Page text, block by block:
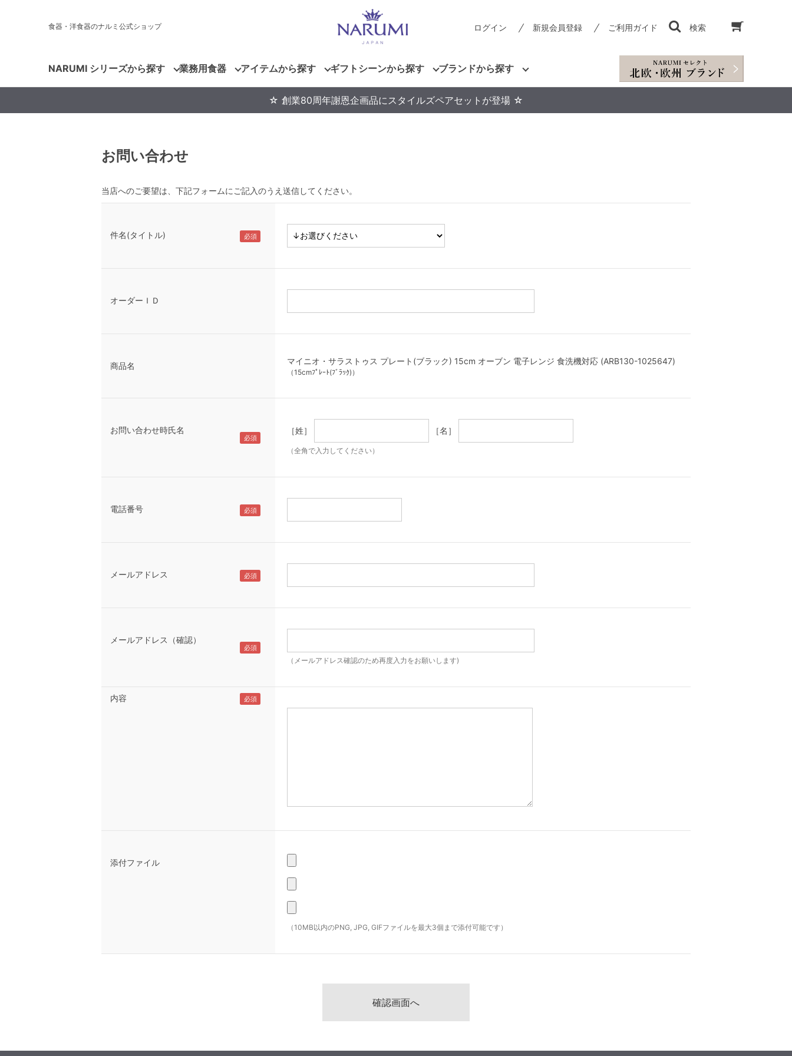
食器・洋食器のナルミ公式ショップ ログイン 新規会員登録 ご利用ガイド 検索
NARUMI シリーズから探す 業務用食器 アイテムから探す ギフトシーンから探す ブランドから探す
☆ 創業80周年謝恩企画品にスタイルズペアセットが登場 ☆
お問い合わせ
当店へのご要望は、下記フォームにご記入のうえ送信してください。
件名(タイトル)
オーダーＩＤ
商品名 マイニオ・サラストゥス プレート(ブラック) 15cm オーブン 電子レンジ 食洗機対応 (ARB130-1025647)
（15cmﾌﾟﾚｰﾄ(ﾌﾞﾗｯｸ)）
お問い合わせ時氏名 ［姓］ ［名］
（全角で入力してください）
電話番号
メールアドレス
メールアドレス（確認）
（メールアドレス確認のため再度入力をお願いします)
内容
添付ファイル
（10MB以内のPNG, JPG, GIFファイルを最大3個まで添付可能です）